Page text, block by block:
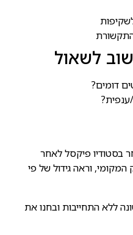
לשאול
דומים?
בסטודיו פיקסל לאחר
וראה גידול של פי
ללא התחייבות ובחנו את